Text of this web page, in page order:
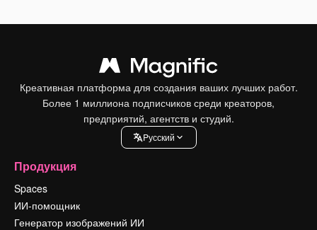
Креативная платформа для создания ваших лучших работ.
Более 1 миллиона подписчиков среди креаторов,
предприятий, агентств и студий.
Pусский
Продукция
Spaces
ИИ-помощник
Генератор изображений ИИ